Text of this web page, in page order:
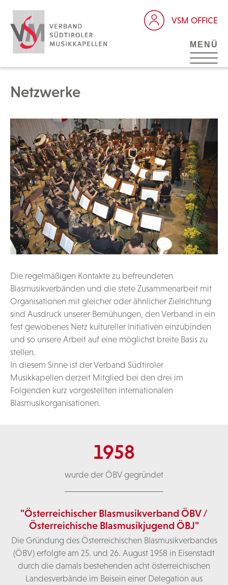
VSM OFFICE
MENÜ
Netzwerke
Die regelmäßigen Kontakte zu befreundeten
Blasmusikverbänden und die stete Zusammenarbeit mit
Organisationen mit gleicher oder ähnlicher Zielrichtung
sind Ausdruck unserer Bemühungen, den Verband in ein
fest gewobenes Netz kultureller Initiativen einzubinden
und so unsere Arbeit auf eine möglichst breite Basis zu
stellen.
In diesem Sinne ist der Verband Südtiroler
Musikkapellen derzeit Mitglied bei den drei im
Folgenden kurz vorgestellten internationalen
Blasmusikorganisationen.
1958
wurde der ÖBV gegründet
"Österreichischer Blasmusikverband ÖBV /
Österreichische Blasmusikjugend ÖBJ"
Die Gründung des Österreichischen Blasmusikverbandes
(ÖBV) erfolgte am 25. und 26. August 1958 in Eisenstadt
durch die damals bestehenden acht österreichischen
Landesverbände im Beisein einer Delegation aus